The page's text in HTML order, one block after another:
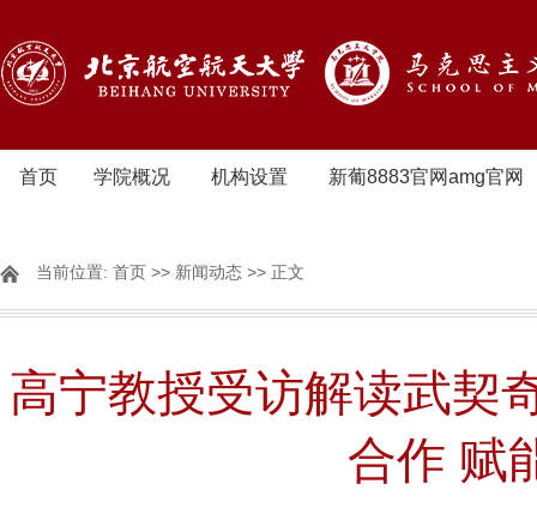
首页 学院概况 机构设置 新葡8883官网amg官网
当前位置: 首页 >> 新闻动态 >> 正文
高宁教授受访解读武契
合作 赋